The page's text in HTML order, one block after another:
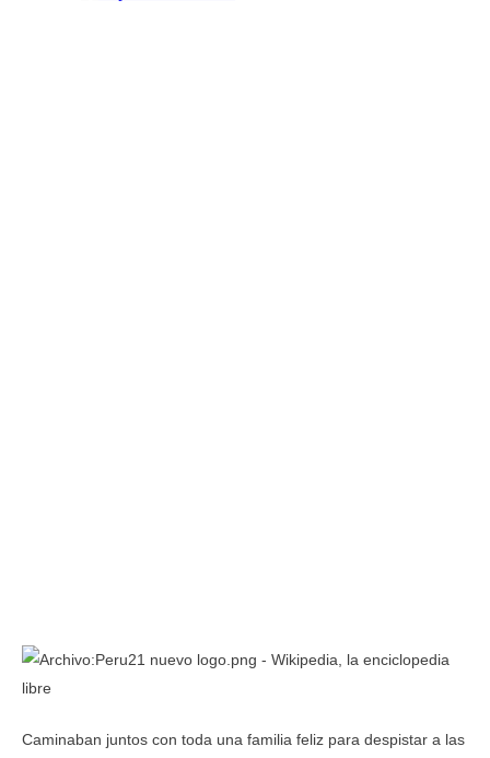
Caminaban juntos con toda una familia feliz para despistar a las